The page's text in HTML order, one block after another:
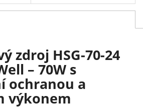
zdroj HSG-70-24
– 70W s
ochranou a
výkonem